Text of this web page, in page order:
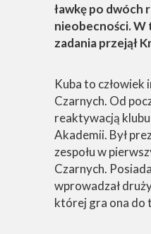
ławkę po dwóch
nieobecności. W
zadania przejął
Kuba to człowiek
Czarnych. Od
reaktywacją klubu
Akademii. Był
zespołu w
Czarnych.
wprowadzał
której gra ona do